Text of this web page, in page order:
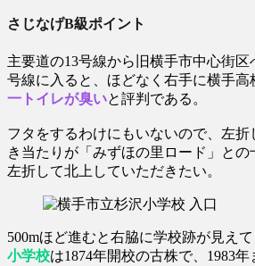
さじなげB級ポイント
主要道の13号線から旧横手市中心街区
号線に入ると、ほどなく右手に横手高
一トイレが臭いと評判である。
フタをするわけにもいないので、左
き当たりが「みずほの里ロード」との
左折して北上していただきたい。
500mほど進むと右脇に学校跡が見えて
小学校は1874年開校の古株で、1983